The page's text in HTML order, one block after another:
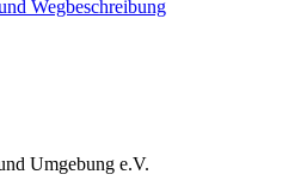
Wegbeschreibung
Umgebung e.V.